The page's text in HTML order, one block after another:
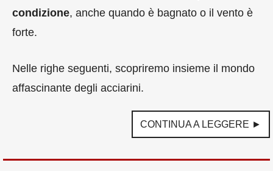
condizione, anche quando è bagnato o il vento è
forte.
Nelle righe seguenti, scopriremo insieme il mondo
affascinante degli acciarini.
CONTINUA A LEGGERE ►